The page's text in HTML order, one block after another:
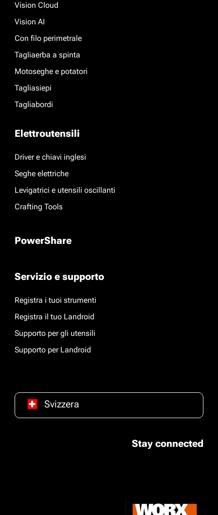
Vision Cloud
Vision AI
Con filo perimetrale
Tagliaerba a spinta
Motoseghe e potatori
Tagliasiepi
Tagliabordi
Elettroutensili
Driver e chiavi inglesi
Seghe elettriche
Levigatrici e utensili oscillanti
Crafting Tools
PowerShare
Servizio e supporto
Registra i tuoi strumenti
Registra il tuo Landroid
Supporto per gli utensili
Supporto per Landroid
Svizzera
Stay connected